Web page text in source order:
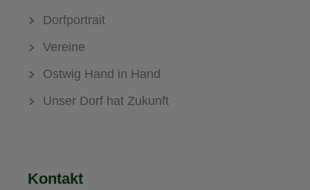
Dorfportrait
Vereine
Ostwig Hand in Hand
Unser Dorf hat Zukunft
Kontakt